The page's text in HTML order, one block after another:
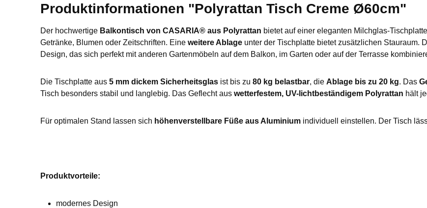
Produktinformationen "Polyrattan Tisch Creme Ø60cm"
Der hochwertige Balkontisch von CASARIA® aus Polyrattan bietet auf einer eleganten Milchglas-
Getränke, Blumen oder Zeitschriften. Eine weitere Ablage unter der Tischplatte bietet zusätzlichen Stauraum.
Design, das sich perfekt mit anderen Gartenmöbeln auf dem Balkon, im Garten oder auf der Terrasse
Die Tischplatte aus 5 mm dickem Sicherheitsglas ist bis zu 80 kg belastbar, die Ablage bis zu 20 kg. Das
Tisch besonders stabil und langlebig. Das Geflecht aus wetterfestem, UV-lichtbeständigem Polyrattan hält
Für optimalen Stand lassen sich höhenverstellbare Füße aus Aluminium individuell einstellen. Der Tisch
Produktvorteile:
modernes Design